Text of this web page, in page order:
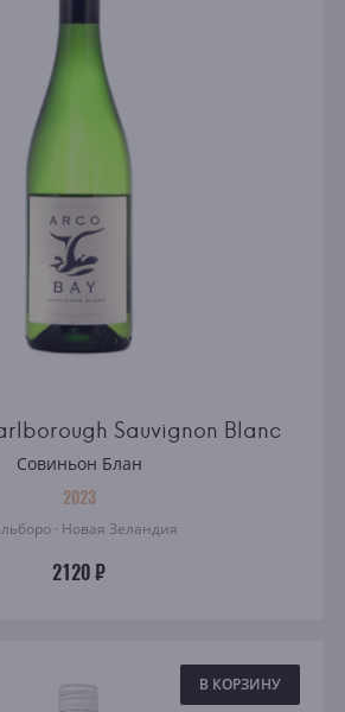
Sauvignon Blanc
Совиньон Блан
2023
· Новая Зеландия
2120 ₽
В КОРЗИНУ